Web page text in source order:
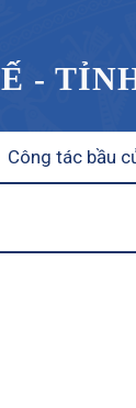
-
Công tác bầu